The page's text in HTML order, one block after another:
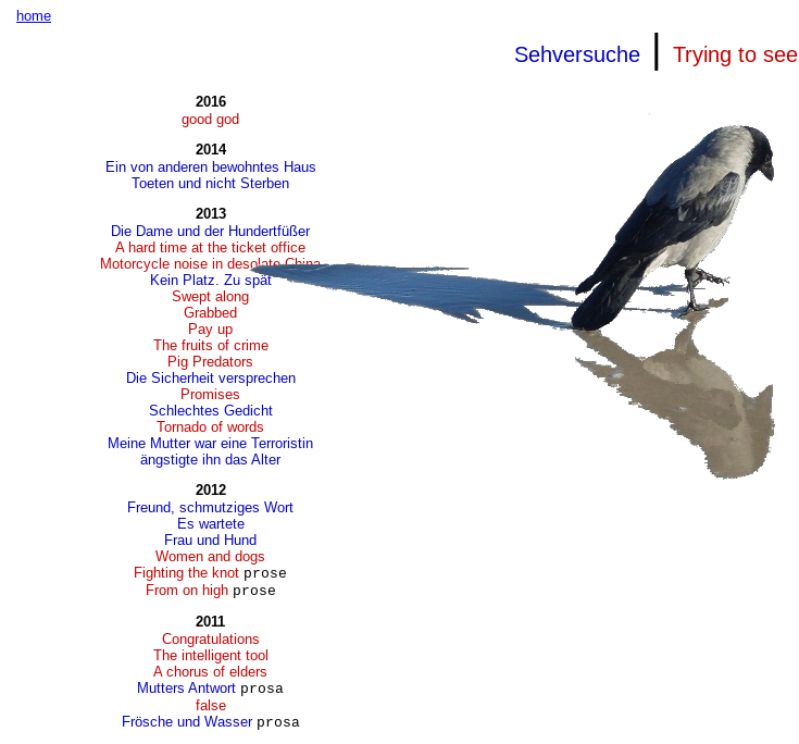
home
Sehversuche| Trying to see
2016
good god
2014
Ein von anderen bewohntes Haus
Toeten und nicht Sterben
2013
Die Dame und der Hundertfüßer
A hard time at the ticket office
Motorcycle noise in desolate China
Kein Platz. Zu spät
Swept along
Grabbed
Pay up
The fruits of crime
Pig Predators
Die Sicherheit versprechen
Promises
Schlechtes Gedicht
Tornado of words
Meine Mutter war eine Terroristin
ängstigte ihn das Alter
2012
Freund, schmutziges Wort
Es wartete
Frau und Hund
Women and dogs
Fighting the knot prose
From on high prose
2011
Congratulations
The intelligent tool
A chorus of elders
Mutters Antwort prosa
false
Frösche und Wasser prosa